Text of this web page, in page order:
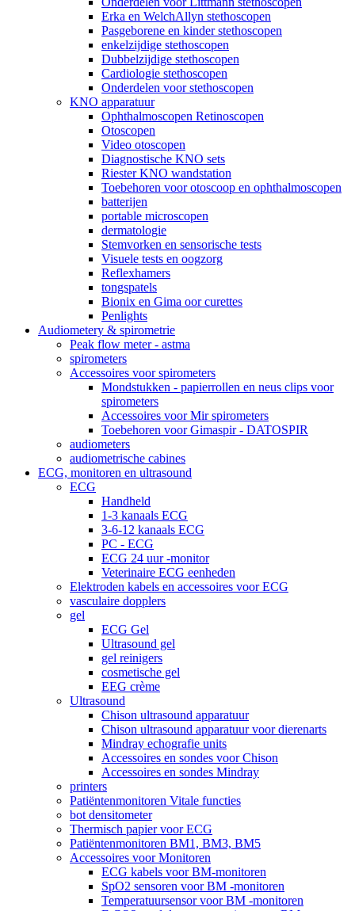
Erka en WelchAllyn stethoscopen
Pasgeborene en kinder stethoscopen
enkelzijdige stethoscopen
Dubbelzijdige stethoscopen
Cardiologie stethoscopen
Onderdelen voor stethoscopen
KNO apparatuur
Ophthalmoscopen Retinoscopen
Otoscopen
Video otoscopen
Diagnostische KNO sets
Riester KNO wandstation
Toebehoren voor otoscoop en ophthalmoscopen
batterijen
portable microscopen
dermatologie
Stemvorken en sensorische tests
Visuele tests en oogzorg
Reflexhamers
tongspatels
Bionix en Gima oor curettes
Penlights
Audiometery & spirometrie
Peak flow meter - astma
spirometers
Accessoires voor spirometers
Mondstukken - papierrollen en neus clips voor
spirometers
Accessoires voor Mir spirometers
Toebehoren voor Gimaspir - DATOSPIR
audiometers
audiometrische cabines
ECG, monitoren en ultrasound
ECG
Handheld
1-3 kanaals ECG
3-6-12 kanaals ECG
PC - ECG
ECG 24 uur -monitor
Veterinaire ECG eenheden
Elektroden kabels en accessoires voor ECG
vasculaire dopplers
gel
ECG Gel
Ultrasound gel
gel reinigers
cosmetische gel
EEG crème
Ultrasound
Chison ultrasound apparatuur
Chison ultrasound apparatuur voor dierenarts
Mindray echografie units
Accessoires en sondes voor Chison
Accessoires en sondes Mindray
printers
Patiëntenmonitoren Vitale functies
bot densitometer
Thermisch papier voor ECG
Patiëntenmonitoren BM1, BM3, BM5
Accessoires voor Monitoren
ECG kabels voor BM-monitoren
SpO2 sensoren voor BM -monitoren
Temperatuursensor voor BM -monitoren